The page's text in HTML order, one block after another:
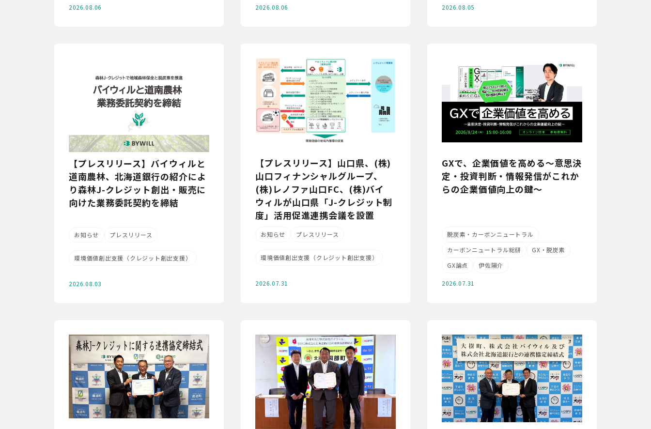
2026.08.06 2026.08.06 2026.08.05
【プレスリリース】バイウィルと
道南農林、北海道銀行の紹介によ
り森林J-クレジット創出・販売に
向けた業務委託契約を締結
お知らせ プレスリリース
環境価値創出支援（クレジット創出支援）
2026.08.03
【プレスリリース】山口県、(株)
山口フィナンシャルグループ、
(株)レノファ山口FC、(株)バイ
ウィルが山口県「J-クレジット制
度」活用促進連携会議を設置
お知らせ プレスリリース
環境価値創出支援（クレジット創出支援）
2026.07.31
GXで、企業価値を高める～意思決
定・投資判断・情報発信がこれか
らの企業価値向上の鍵～
脱炭素・カーボンニュートラル
カーボンニュートラル総研
GX・脱炭素
GX論点
伊佐陽介
2026.07.31